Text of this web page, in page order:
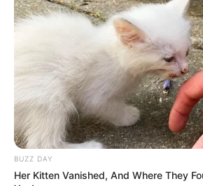
Baca juga: Biodata, Profil, dan Fakta
BUZZ DAY
Her Kitten Vanished, And Where They